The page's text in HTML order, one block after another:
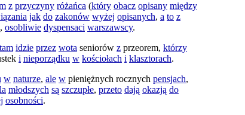
z przyczyny różańca (który obacz opisany między
jak do zakonów wyżej opisanych, a to z
, osobliwie dyspensaci warszawscy.
tam idzie przez wota seniorów z przeorem, którzy
i nieporządku w kościołach i klasztorach.
w naturze, ale w pieniężnych rocznych pensjach,
młodszych są szczupłe, przeto dają okazją do
osobności.